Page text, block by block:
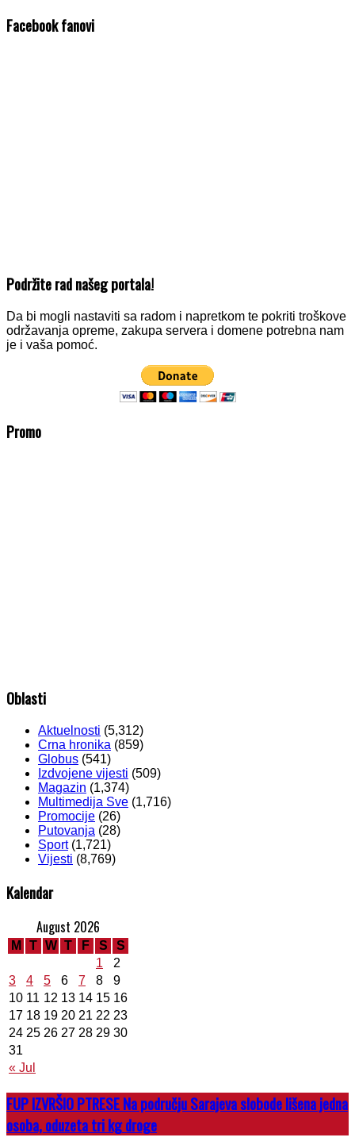
Facebook fanovi
Podržite rad našeg portala!
Da bi mogli nastaviti sa radom i napretkom te pokriti troškove
održavanja opreme, zakupa servera i domene potrebna nam
je i vaša pomoć.
Promo
Oblasti
Aktuelnosti (5,312)
Crna hronika (859)
Globus (541)
Izdvojene vijesti (509)
Magazin (1,374)
Multimedija Sve (1,716)
Promocije (26)
Putovanja (28)
Sport(1,721)
Vijesti (8,769)
Kalendar
August 2026
M T W T F S S
« Jul
1
2
3
4 5 6 7 8
9
10 11 12 13 14 15 16
17 18 19 20 21 22 23
24 25 26 27 28 29 30
31
FUP IZVRŠIO PTRESE Na području Sarajeva slobode lišena jedna
osoba, oduzeta tri kg droge